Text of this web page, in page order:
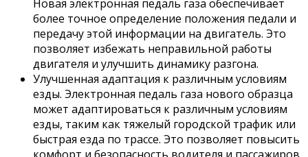
Новая электронная педаль газа обеспечивает
более точное определение положения педали и
передачу этой информации на двигатель. Это
позволяет избежать неправильной работы
двигателя и улучшить динамику разгона.
Улучшенная адаптация к различным условиям
езды. Электронная педаль газа нового образца
может адаптироваться к различным условиям
езды, таким как тяжелый городской трафик или
быстрая езда по трассе. Это позволяет повысить